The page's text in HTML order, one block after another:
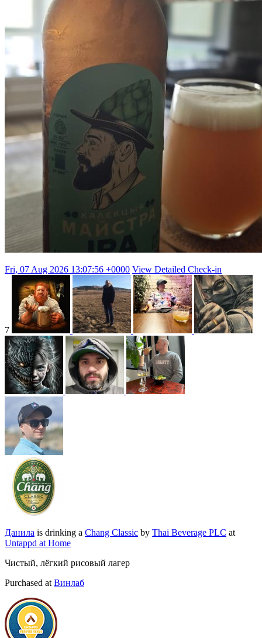
Fri, 07 Aug 2026 13:07:56 +0000 View Detailed Check-in
7
Данила is drinking a Chang Classic by Thai Beverage PLC at
Untappd at Home
Чистый, лёгкий рисовый лагер
Purchased at Винлаб